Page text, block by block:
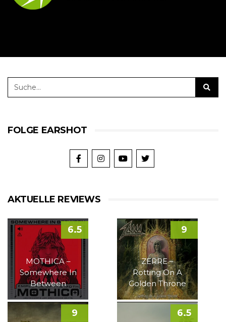
FOLGE EARSHOT
AKTUELLE REVIEWS
MOTHICA –
Somewhere In
Between
6.5
ZERRE –
Rotting On A
Golden Throne
9
9 6.5